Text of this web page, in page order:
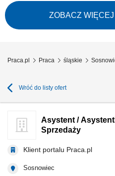
terenie i obsługę klientów
oraz proponowanie dopasowanych
negocjacji handlowych, utrzymywanie
poziom...
ZOBACZ
Praca.pl Praca śląskie
Wróć do listy ofert
Asystent /
Sprzedaży
Klient portalu Praca.pl
Sosnowiec